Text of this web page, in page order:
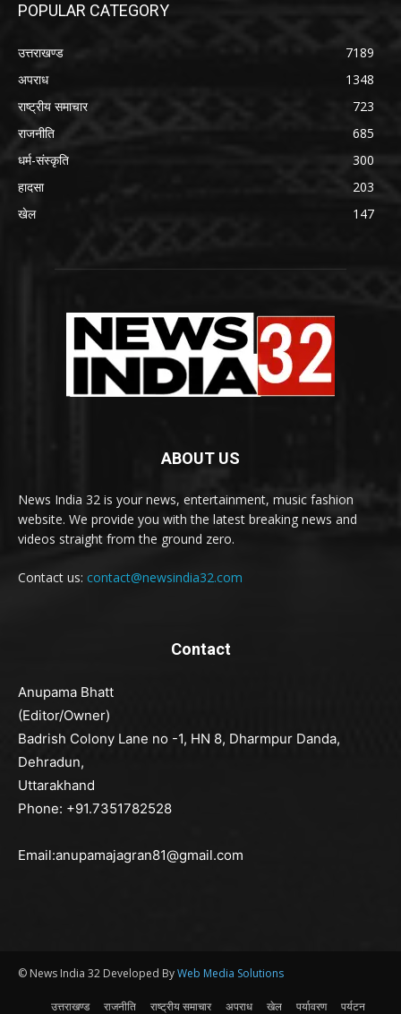
POPULAR CATEGORY
उत्तराखण्ड
7189
अपराध
1348
राष्ट्रीय समाचार
723
राजनीति
685
धर्म-संस्कृति
300
हादसा
203
खेल
147
ABOUT US
News India 32 is your news, entertainment, music fashion
website. We provide you with the latest breaking news and
videos straight from the ground zero.
Contact us: contact@newsindia32.com
Contact
Anupama Bhatt
(Editor/Owner)
Badrish Colony Lane no -1, HN 8, Dharmpur Danda,
Dehradun,
Uttarakhand
Phone: +91.7351782528
Email:anupamajagran81@gmail.com
© News India 32 Developed ByWeb Media Solutions
उत्तराखण्ड राजनीति राष्ट्रीय समाचार अपराध खेल पर्यावरण पर्यटन